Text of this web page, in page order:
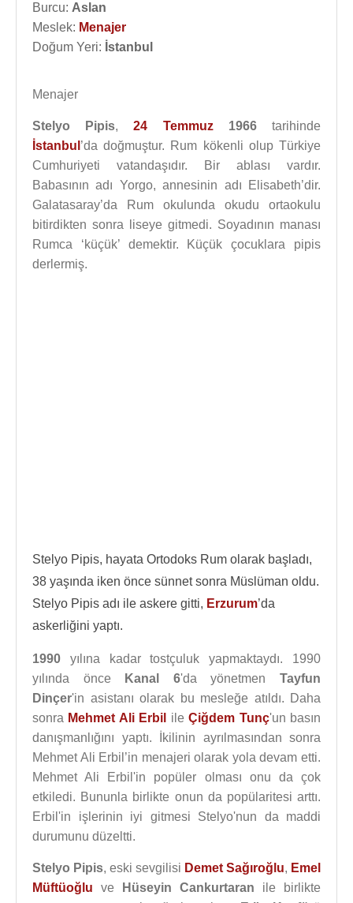
Burcu: Aslan
Meslek: Menajer
Doğum Yeri: İstanbul
Menajer
Stelyo Pipis,24 Temmuz 1966tarihinde
İstanbul ’da doğmuştur. Rum kökenli olup Türkiye
Cumhuriyeti vatandaşıdır. Bir ablası vardır.
Babasının adı Yorgo, annesinin adı Elisabeth’dir.
Galatasaray’da Rum okulunda okudu ortaokulu
bitirdikten sonra liseye gitmedi. Soyadının manası
Rumca ‘küçük’ demektir. Küçük çocuklara pipis
derlermiş.
Stelyo Pipis, hayata Ortodoks Rum olarak başladı,
38 yaşında iken önce sünnet sonra Müslüman oldu.
Stelyo Pipis adı ile askere gitti, Erzurum’da
askerliğini yaptı.
1990 yılına kadar tostçuluk yapmaktaydı. 1990
yılında önce
Kanal 6'da yönetmenTayfun
Dinçer'in asistanı olarak bu mesleğe atıldı. Daha
sonra Mehmet Ali Erbil ileÇiğdem Tunç'un basın
danışmanlığını yaptı. İkilinin ayrılmasından sonra
Mehmet Ali Erbil’in menajeri olarak yola devam etti.
Mehmet Ali Erbil'in popüler olması onu da çok
etkiledi. Bununla birlikte onun da popülaritesi arttı.
Erbil'in işlerinin iyi gitmesi Stelyo'nun da maddi
durumunu düzeltti.
Stelyo Pipis, eski sevgilisi Demet Sağıroğlu, Emel
Müftüoğlu ve Hüseyin Cankurtaran ile birlikte